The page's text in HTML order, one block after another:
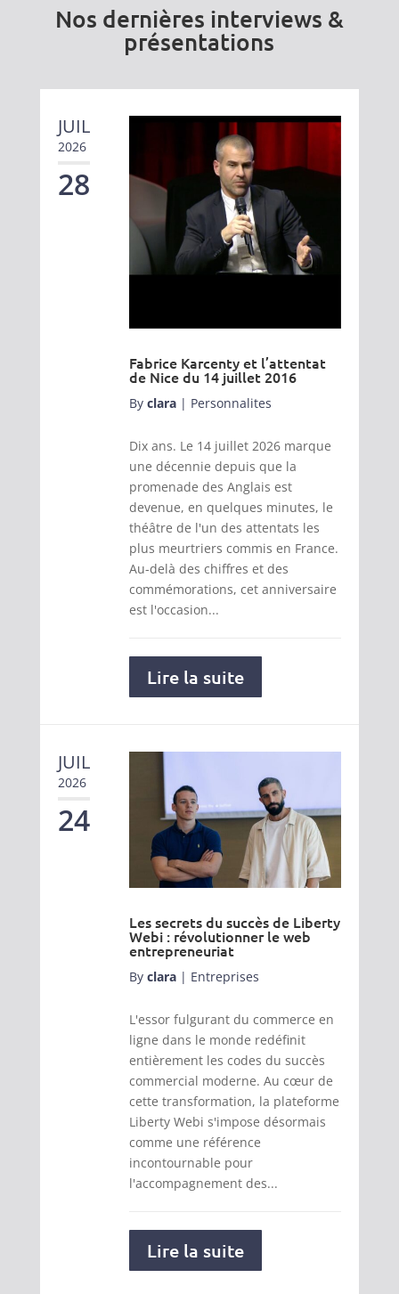
Nos dernières interviews &
présentations
JUIL
2026
28
Fabrice Karcenty et l’attentat
de Nice du 14 juillet 2016
By clara| Personnalites
Dix ans. Le 14 juillet 2026 marque
une décennie depuis que la
promenade des Anglais est
devenue, en quelques minutes, le
théâtre de l'un des attentats les
plus meurtriers commis en France.
Au-delà des chiffres et des
commémorations, cet anniversaire
est l'occasion...
Lire la suite
JUIL
2026
24
Les secrets du succès de Liberty
Webi : révolutionner le web
entrepreneuriat
By clara| Entreprises
L'essor fulgurant du commerce en
ligne dans le monde redéfinit
entièrement les codes du succès
commercial moderne. Au cœur de
cette transformation, la plateforme
Liberty Webi s'impose désormais
comme une référence
incontournable pour
l'accompagnement des...
Lire la suite